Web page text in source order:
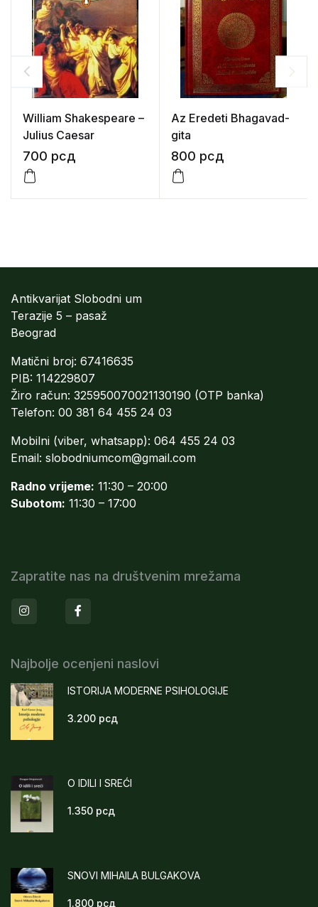
William Shakespeare –
Julius Caesar
700 рсд
Az Eredeti Bhagavad-
gita
800 рсд
Antikvarijat Slobodni um
Terazije 5 – pasaž
Beograd
Matični broj: 67416635
PIB: 114229807
Žiro račun: 325950070021130190 (OTP banka)
Telefon: 00 381 64 455 24 03
Mobilni (viber, whatsapp): 064 455 24 03
Email: slobodniumcom@gmail.com
Radno vrijeme: 11:30 – 20:00
Subotom: 11:30 – 17:00
Zapratite nas na društvenim mrežama
Instagram
Najbolje ocenjeni naslovi
ISTORIJA MODERNE PSIHOLOGIJE
3.200 рсд
O IDILI I SREĆI
1.350 рсд
SNOVI MIHAILA BULGAKOVA
1.800 рсд